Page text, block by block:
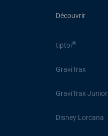
Découvrir
tiptoi®
GraviTrax
GraviTrax Junior
Disney Lorcana